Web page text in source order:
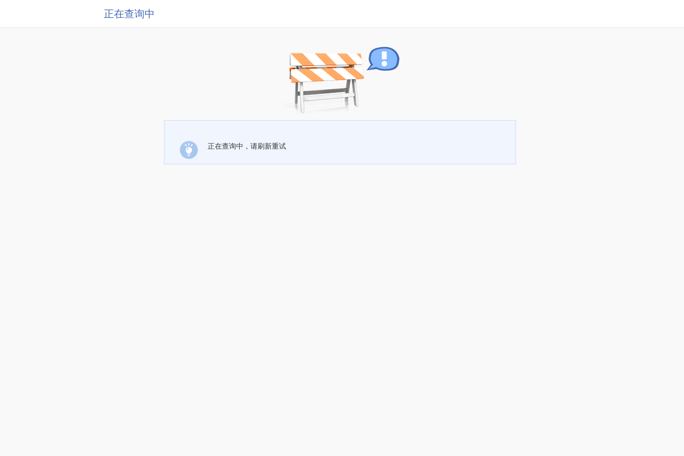
正在查询中
正在查询中，请刷新重试